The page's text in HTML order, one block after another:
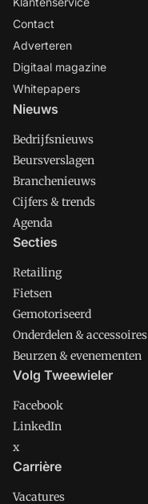
Contact
Adverteren
Digitaal magazine
Whitepapers
Nieuws
Bedrijfsnieuws
Beursverslagen
Branchenieuws
Cijfers & trends
Agenda
Secties
Retailing
Fietsen
Gemotoriseerd
Onderdelen & accessoires
Beurzen & evenementen
Volg Tweewieler
Facebook
LinkedIn
x
Carrière
Vacatures